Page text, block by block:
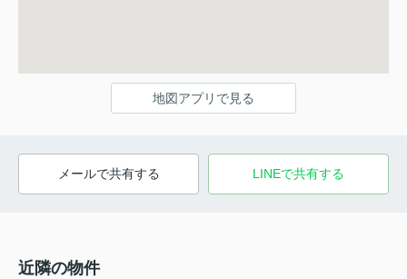
地図アプリで見る
メールで共有する LINEで共有する
近隣の物件